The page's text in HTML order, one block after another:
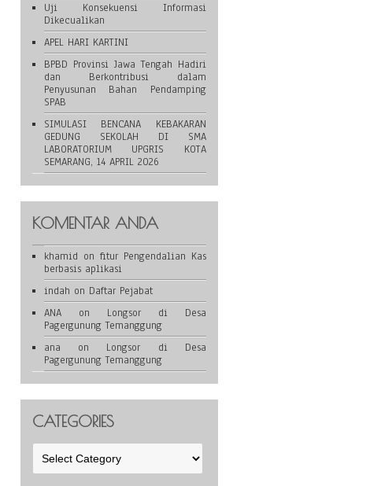
Uji Konsekuensi Informasi
Dikecualikan
APEL HARI KARTINI
BPBD Provinsi Jawa Tengah Hadiri
dan Berkontribusi dalam
Penyusunan Bahan Pendamping
SPAB
SIMULASI BENCANA KEBAKARAN
GEDUNG SEKOLAH DI SMA
LABORATORIUM UPGRIS KOTA
SEMARANG, 14 APRIL 2026
KOMENTAR ANDA
khamid on fitur Pengendalian Kas
berbasis aplikasi
indah on Daftar Pejabat
ANAon Longsor di Desa
Pagergunung Temanggung
ana on Longsor di Desa
Pagergunung Temanggung
CATEGORIES
Categories